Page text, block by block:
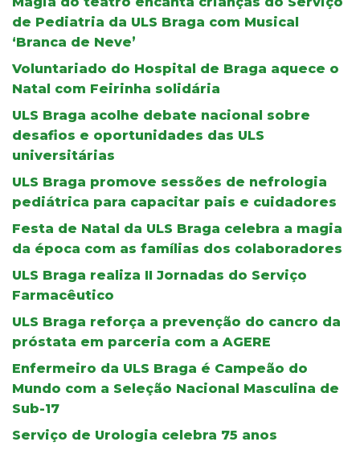
de Pediatria da ULS Braga com Musical
‘Branca de Neve’
Voluntariado do Hospital de Braga aquece o
Natal com Feirinha solidária
ULS Braga acolhe debate nacional sobre
desafios e oportunidades das ULS
universitárias
ULS Braga promove sessões de nefrologia
pediátrica para capacitar pais e cuidadores
Festa de Natal da ULS Braga celebra a magia
da época com as famílias dos colaboradores
ULS Braga realiza II Jornadas do Serviço
Farmacêutico
ULS Braga reforça a prevenção do cancro da
próstata em parceria com a AGERE
Enfermeiro da ULS Braga é Campeão do
Mundo com a Seleção Nacional Masculina de
Sub-17
Serviço de Urologia celebra 75 anos